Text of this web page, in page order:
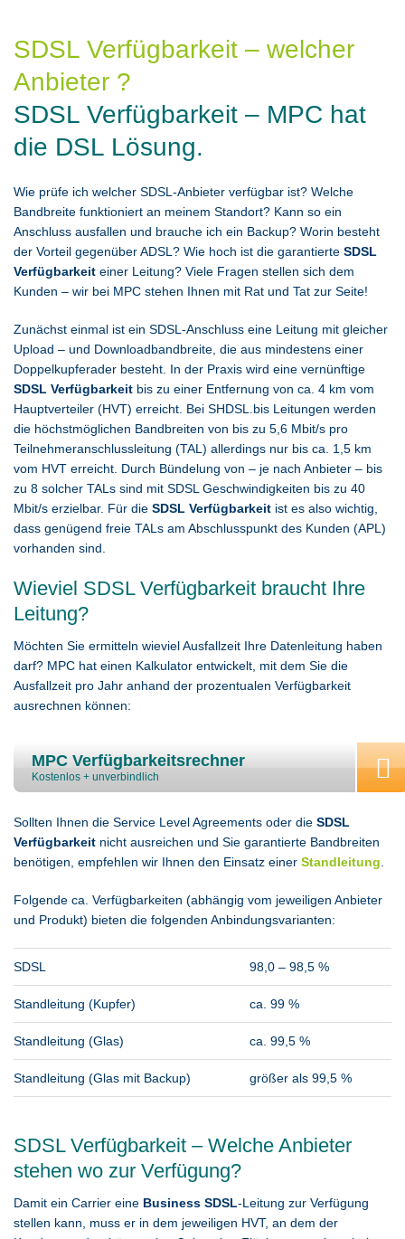
SDSL Verfügbarkeit – welcher
Anbieter ?
SDSL Verfügbarkeit – MPC hat
die DSL Lösung.
Wie prüfe ich welcher SDSL-Anbieter verfügbar ist? Welche
Bandbreite funktioniert an meinem Standort? Kann so ein
Anschluss ausfallen und brauche ich ein Backup? Worin besteht
der Vorteil gegenüber ADSL? Wie hoch ist die garantierte SDSL
Verfügbarkeit einer Leitung? Viele Fragen stellen sich dem
Kunden – wir bei MPC stehen Ihnen mit Rat und Tat zur Seite!
Zunächst einmal ist ein SDSL-Anschluss eine Leitung mit gleicher
Upload – und Downloadbandbreite, die aus mindestens einer
Doppelkupferader besteht. In der Praxis wird eine vernünftige
SDSL Verfügbarkeit bis zu einer Entfernung von ca. 4 km vom
Hauptverteiler (HVT) erreicht. Bei SHDSL.bis Leitungen werden
die höchstmöglichen Bandbreiten von bis zu 5,6 Mbit/s pro
Teilnehmeranschlussleitung (TAL) allerdings nur bis ca. 1,5 km
vom HVT erreicht. Durch Bündelung von – je nach Anbieter – bis
zu 8 solcher TALs sind mit SDSL Geschwindigkeiten bis zu 40
Mbit/s erzielbar. Für die SDSL Verfügbarkeit ist es also wichtig,
dass genügend freie TALs am Abschlusspunkt des Kunden (APL)
vorhanden sind.
Wieviel SDSL Verfügbarkeit braucht Ihre
Leitung?
Möchten Sie ermitteln wieviel Ausfallzeit Ihre Datenleitung haben
darf? MPC hat einen Kalkulator entwickelt, mit dem Sie die
Ausfallzeit pro Jahr anhand der prozentualen Verfügbarkeit
ausrechnen können:
MPC Verfügbarkeitsrechner
Kostenlos + unverbindlich
Sollten Ihnen die Service Level Agreements oder die SDSL
Verfügbarkeit nicht ausreichen und Sie garantierte Bandbreiten
benötigen, empfehlen wir Ihnen den Einsatz einer Standleitung
Folgende ca. Verfügbarkeiten (abhängig vom jeweiligen Anbieter
und Produkt) bieten die folgenden Anbindungsvarianten:
SDSL 98,0 – 98,5 %
Standleitung (Kupfer) ca. 99 %
Standleitung (Glas) ca. 99,5 %
Standleitung (Glas mit Backup) größer als 99,5 %
SDSL Verfügbarkeit – Welche Anbieter
stehen wo zur Verfügung?
Damit ein Carrier eine Business SDSL-Leitung zur Verfügung
stellen kann, muss er in dem jeweiligen HVT, an dem der